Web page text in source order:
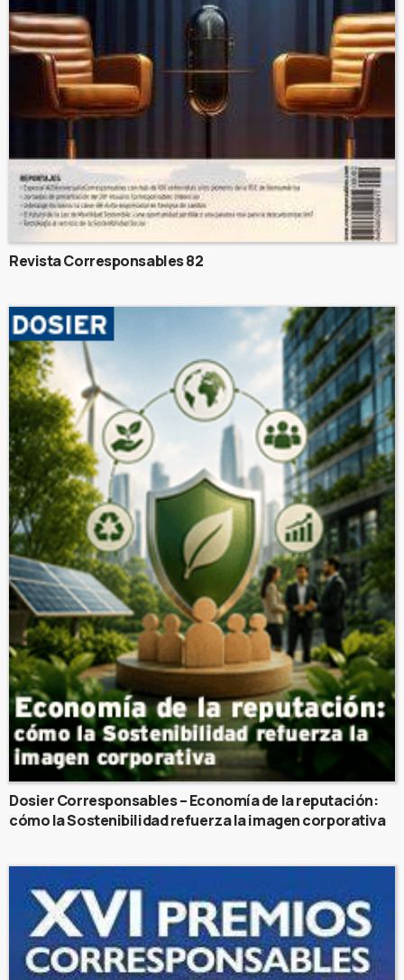
Revista Corresponsables 82
Dosier Corresponsables – Economía de la reputación:
cómo la Sostenibilidad refuerza la imagen corporativa